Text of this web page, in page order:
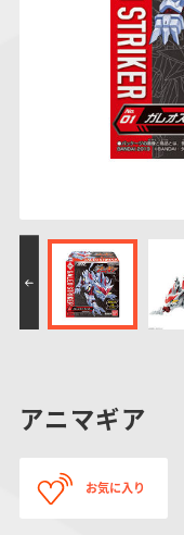
仮面ライダーシリー
ズ
PROJECT R.E.D.・
スーパー戦隊シリー
ズ
キャラパキ
つりグミ
アニマギア
お気に入り